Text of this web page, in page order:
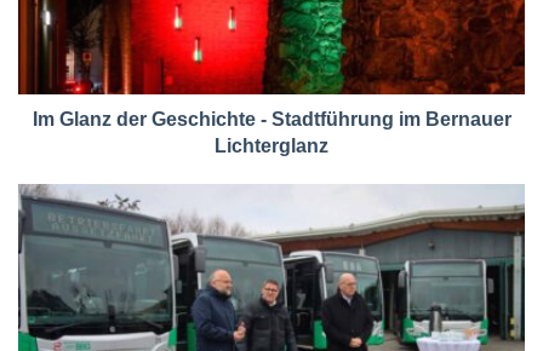
Im Glanz der Geschichte - Stadtführung im Bernauer
Lichterglanz